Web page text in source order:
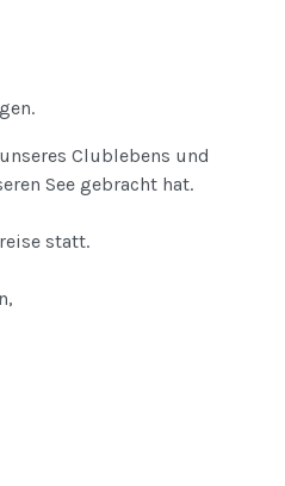
Clublebens und
See gebracht hat.
statt.